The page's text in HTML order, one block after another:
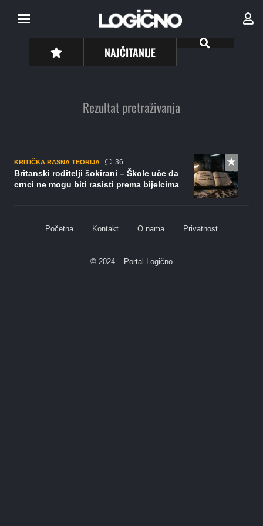
NAJČITANIJE
Rezultat pretraživanja
KRITIČKA RASNA TEORIJA 36komentara
Britanski roditelji šokirani – Škole uče da
crnci ne mogu biti rasisti prema bijelcima
Početna Kontakt O nama Privatnost
© 2024 – Portal Logično